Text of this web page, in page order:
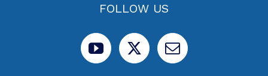
FOLLOW US